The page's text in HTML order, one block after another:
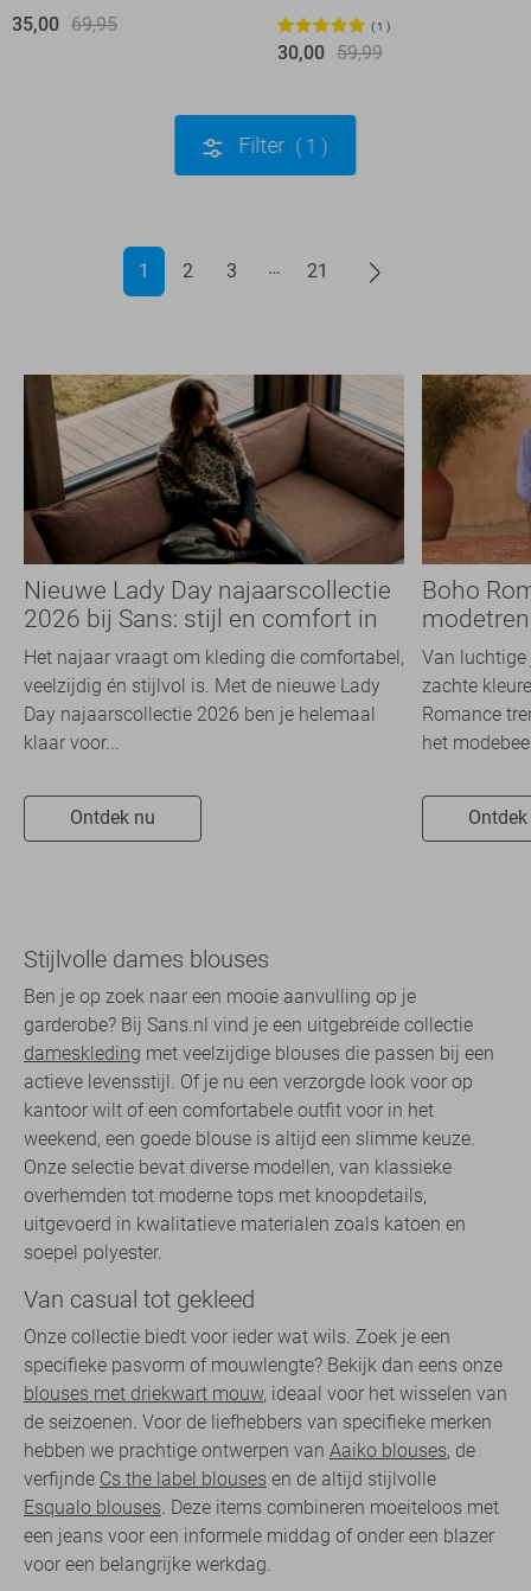
35,00 69,95 1
30,00 59,99
Filter 1
1 2 3 21
Nieuwe Lady Day najaarscollectie
2026 bij Sans: stijl en comfort in
travelkwaliteit
Het najaar vraagt om kleding die comfortabel,
veelzijdig én stijlvol is. Met de nieuwe Lady
Day najaarscollectie 2026 ben je helemaal
klaar voor...
Ontdek nu
Boho
overal
Van luchtige
zachte
Romance
het
Stijlvolle dames blouses
Ben je op zoek naar een mooie aanvulling op je
garderobe? Bij Sans.nl vind je een uitgebreide collectie
dameskleding met veelzijdige blouses die passen bij een
actieve levensstijl. Of je nu een verzorgde look voor op
kantoor wilt of een comfortabele outfit voor in het
weekend, een goede blouse is altijd een slimme keuze.
Onze selectie bevat diverse modellen, van klassieke
overhemden tot moderne tops met knoopdetails,
uitgevoerd in kwalitatieve materialen zoals katoen en
soepel polyester.
Van casual tot gekleed
Onze collectie biedt voor ieder wat wils. Zoek je een
specifieke pasvorm of mouwlengte? Bekijk dan eens onze
blouses met driekwart mouw, ideaal voor het wisselen van
de seizoenen. Voor de liefhebbers van specifieke merken
hebben we prachtige ontwerpen van Aaiko blouses, de
verfijnde Cs the label blouses en de altijd stijlvolle
Esqualo blouses. Deze items combineren moeiteloos met
een jeans voor een informele middag of onder een blazer
voor een belangrijke werkdag.